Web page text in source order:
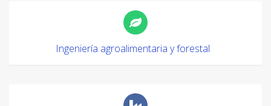
Ingeniería agroalimentaria y forestal